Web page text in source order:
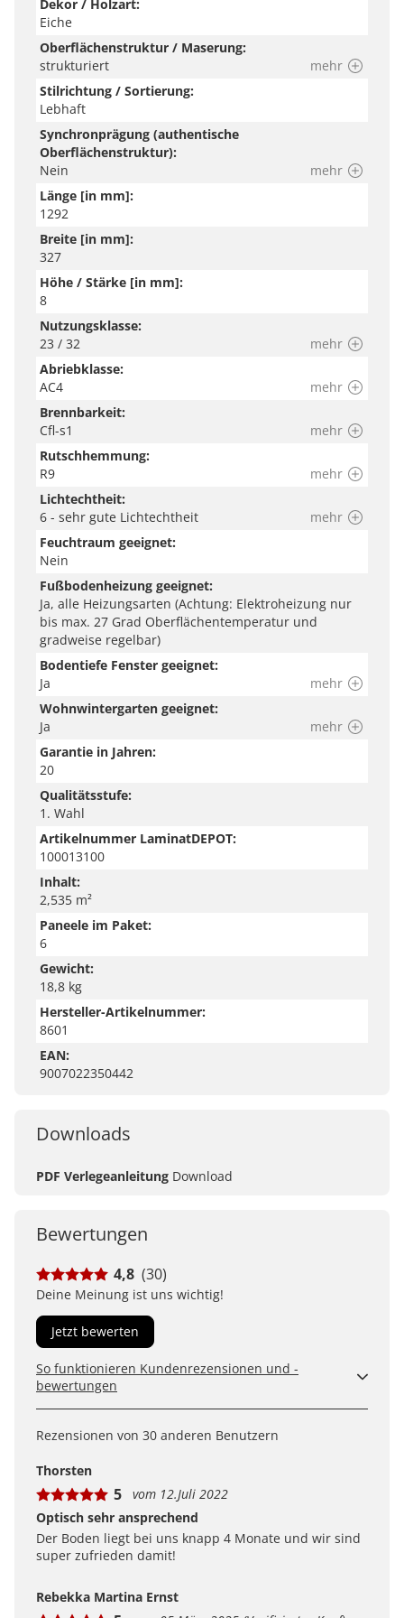
Dekor / Holzart:
Eiche
Oberflächenstruktur / Maserung:
strukturiert
mehr
Stilrichtung / Sortierung:
Lebhaft
Synchronprägung (authentische
Oberflächenstruktur):
Nein
mehr
Länge [in mm]:
1292
Breite [in mm]:
327
Höhe / Stärke [in mm]:
8
Nutzungsklasse:
23 / 32
mehr
Abriebklasse:
AC4
mehr
Brennbarkeit:
Cfl-s1
mehr
Rutschhemmung:
R9
mehr
Lichtechtheit:
6 - sehr gute Lichtechtheit
mehr
Feuchtraum geeignet:
Nein
Fußbodenheizung geeignet:
Ja, alle Heizungsarten (Achtung: Elektroheizung nur
bis max. 27 Grad Oberflächentemperatur und
gradweise regelbar)
Bodentiefe Fenster geeignet:
Ja
mehr
Wohnwintergarten geeignet:
Ja
mehr
Garantie in Jahren:
20
Qualitätsstufe:
1. Wahl
Artikelnummer LaminatDEPOT:
100013100
Inhalt:
2,535 m²
Paneele im Paket:
6
Gewicht:
18,8 kg
Hersteller-Artikelnummer:
8601
EAN:
9007022350442
Downloads
PDF Verlegeanleitung Download
Bewertungen
4,8 (30)
Deine Meinung ist uns wichtig!
Jetzt bewerten
So funktionieren Kundenrezensionen und -
bewertungen
zu können. Uns ist wichtig, transparent zu zeigen, wie
Hinweis Verifizierter Kauf bedeutet.
Erfahren Sie mehr darüber, wie Kundenbewertungen
bei uns funktionieren
Rezensionen von 30 anderen Benutzern
Thorsten
5
vom 12.Juli 2022
Optisch sehr ansprechend
Der Boden liegt bei uns knapp 4 Monate und wir sind
super zufrieden damit!
Rebekka Martina Ernst